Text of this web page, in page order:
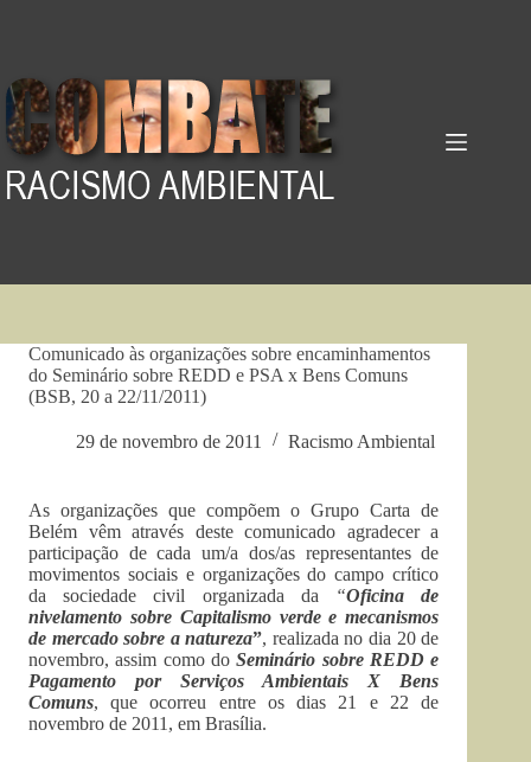
Comunicado às organizações sobre encaminhamentos
do Seminário sobre REDD e PSA x Bens Comuns
(BSB, 20 a 22/11/2011)
29 de novembro de 2011 Racismo Ambiental
As organizações que compõem o Grupo Carta de
Belém vêm através deste comunicado agradecer a
participação de cada um/a dos/as representantes de
movimentos sociais e organizações do campo crítico
da sociedade civil organizada da
“Oficina de
nivelamento sobre Capitalismo verde e mecanismos
de mercado sobre a natureza”, realizada no dia 20 de
novembro, assim como doSeminário sobre REDD e
Pagamento por Serviços Ambientais X Bens
Comuns, que ocorreu entre os dias 21 e 22 de
novembro de 2011, em Brasília.